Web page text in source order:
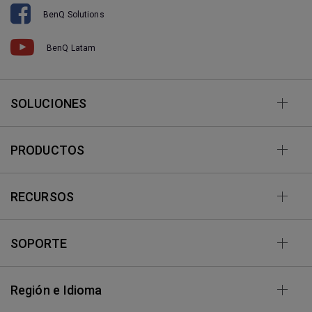
BenQ Solutions
BenQ Latam
SOLUCIONES
PRODUCTOS
RECURSOS
SOPORTE
Región e Idioma